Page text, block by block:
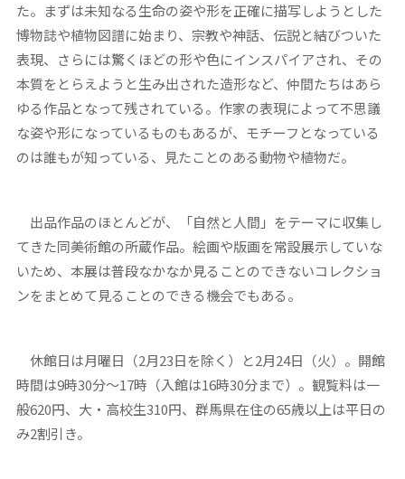
た。まずは未知なる生命の姿や形を正確に描写しようとした
博物誌や植物図譜に始まり、宗教や神話、伝説と結びついた
表現、さらには驚くほどの形や色にインスパイアされ、その
本質をとらえようと生み出された造形など、仲間たちはあら
ゆる作品となって残されている。作家の表現によって不思議
な姿や形になっているものもあるが、モチーフとなっている
のは誰もが知っている、見たことのある動物や植物だ。
出品作品のほとんどが、「自然と人間」をテーマに収集し
てきた同美術館の所蔵作品。絵画や版画を常設展示していな
いため、本展は普段なかなか見ることのできないコレクショ
ンをまとめて見ることのできる機会でもある。
休館日は月曜日（2月23日を除く）と2月24日（火）。開館
時間は9時30分～17時（入館は16時30分まで）。観覧料は一
般620円、大・高校生310円、群馬県在住の65歳以上は平日の
み2割引き。